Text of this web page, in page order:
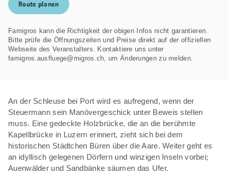
Route planen
Famigros kann die Richtigkeit der obigen Infos nicht garantieren.
Bitte prüfe die Öffnungszeiten und Preise direkt auf der offiziellen
Webseite des Veranstalters. Kontaktiere uns unter
famigros.ausfluege@migros.ch, um Änderungen zu melden.
An der Schleuse bei Port wird es aufregend, wenn der
Steuermann sein Manövergeschick unter Beweis stellen
muss. Eine gedeckte Holzbrücke, die an die berühmte
Kapellbrücke in Luzern erinnert, zieht sich bei dem
historischen Städtchen Büren über die Aare. Weiter geht es
an idyllisch gelegenen Dörfern und winzigen Inseln vorbei;
Auenwälder und Sandbänke säumen das Ufer.